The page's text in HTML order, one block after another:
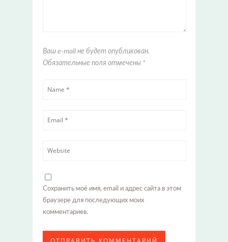
Ваш e-mail не будет опубликован.
Обязательные поля отмечены *
Сохранить моё имя, email и адрес сайта в этом
браузере для последующих моих
комментариев.